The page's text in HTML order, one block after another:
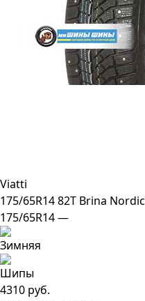
Viatti
175/65R14 82T Brina
175/65R14 —
4310 руб.